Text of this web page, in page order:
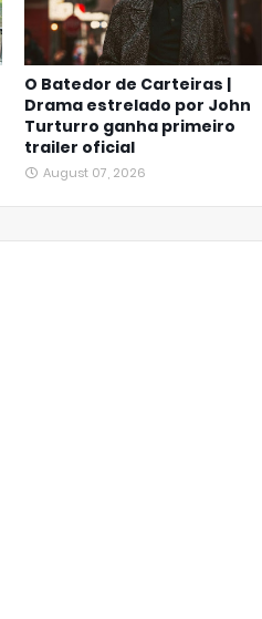
O Batedor de Carteiras |
Drama estrelado por John
Turturro ganha primeiro
trailer oficial
August 07, 2026